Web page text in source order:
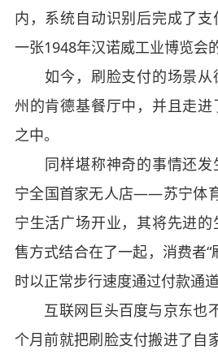
内，系统自动识别后完成了
一张1948年汉诺威工业博览会
如今，刷脸支付的场景从
州的肯德基餐厅中，并且走
之中。
同样堪称神奇的事情还发
宁全国首家无人店——苏宁体
宁生活广场开业，其将先进
售方式结合在了一起，消费者“
时以正常步行速度通过付款通
互联网巨头百度与京东也
个月前就把刷脸支付搬进了自